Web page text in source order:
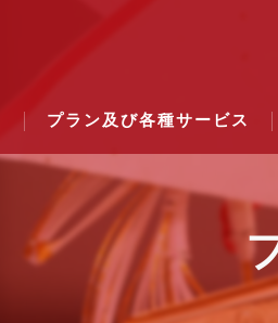
プラン及び各種サービス